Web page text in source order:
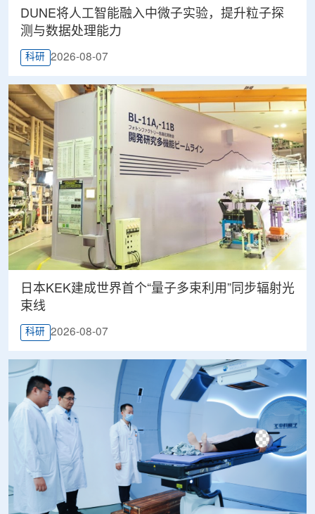
DUNE将人工智能融入中微子实验，提升粒子探
测与数据处理能力
科研 2026-08-07
日本KEK建成世界首个“量子多束利用”同步辐射光
束线
科研 2026-08-07